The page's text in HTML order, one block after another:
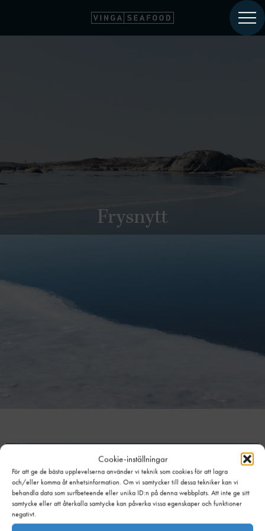
Cookie-inställningar
För att ge de bästa upplevelserna använder vi teknik som cookies för att lagra
och/eller komma åt enhetsinformation. Om vi samtycker till dessa tekniker kan vi
behandla data som surfbeteende eller unika ID:n på denna webbplats. Att inte ge sitt
samtycke eller att återkalla samtycke kan påverka vissa egenskaper och funktioner
negativt.
Frysnytt